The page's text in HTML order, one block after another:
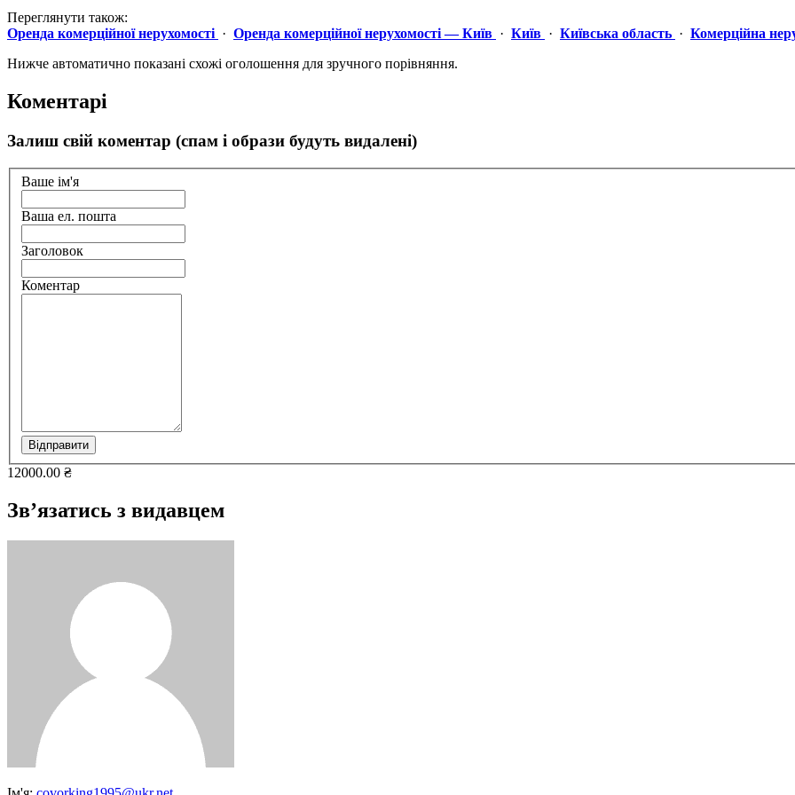
Переглянути також:
Оренда комерційної нерухомості · Оренда комерційної нерухомості — Київ · Київ · Київська область · Комерційна
Нижче автоматично показані схожі оголошення для зручного порівняння.
Коментарі
Залиш свій коментар (спам і образи будуть видалені)
Ваше ім'я
Ваша ел. пошта
Заголовок
Коментар
Відправити
12000.00 ₴
Зв’язатись з видавцем